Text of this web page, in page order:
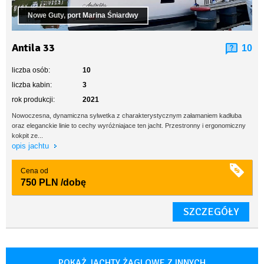
Nowe Guty, port Marina Śniardwy
Antila 33 10
liczba osób:
10
liczba kabin:
3
rok produkcji:
2021
Nowoczesna, dynamiczna sylwetka z charakterystycznym załamaniem kadłuba
oraz eleganckie linie to cechy wyróżniajace ten jacht. Przestronny i ergonomiczny
kokpit ze...
opis jachtu
Cena od
750 PLN /dobę
SZCZEGÓŁY